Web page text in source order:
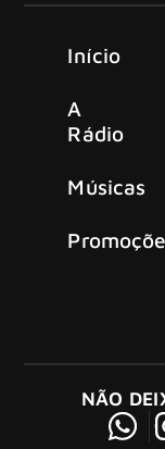
Início
A
Rádio
Músicas
NÃO